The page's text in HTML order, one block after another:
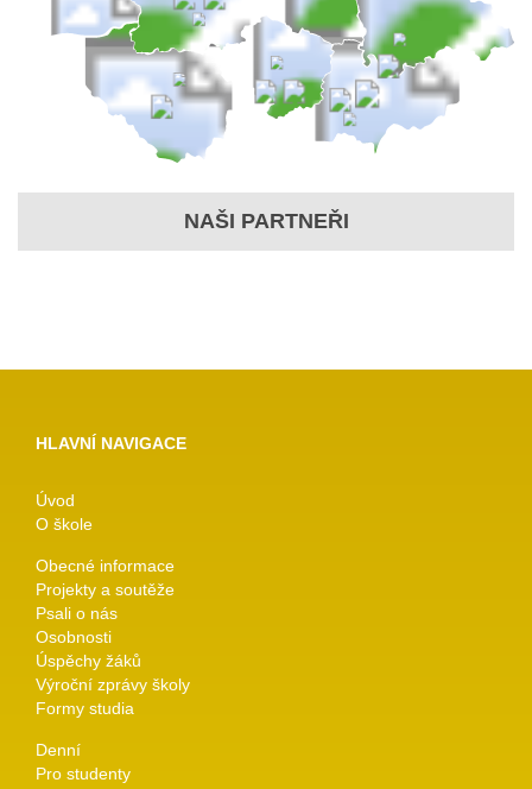
NAŠI PARTNEŘI
HLAVNÍ NAVIGACE
Úvod
O škole
Obecné informace
Projekty a soutěže
Psali o nás
Osobnosti
Úspěchy žáků
Výroční zprávy školy
Formy studia
Denní
Pro studenty